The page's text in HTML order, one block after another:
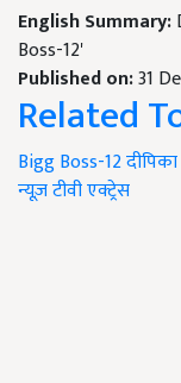
English Summary:
Boss-12'
Published on:31
Related
Bigg Boss-12
न्यूज़टीवी एक्ट्रेस